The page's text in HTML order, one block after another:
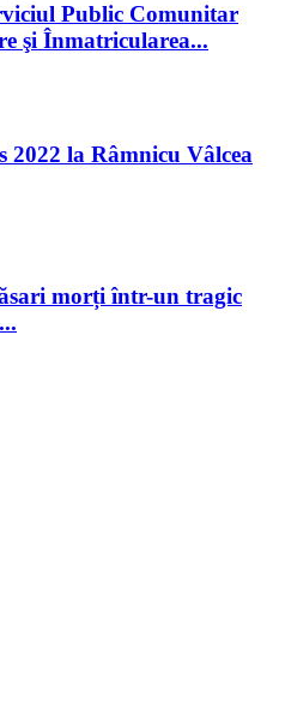
Public Comunitar
şi Înmatricularea...
2022 la Râmnicu Vâlcea
morți într-un tragic